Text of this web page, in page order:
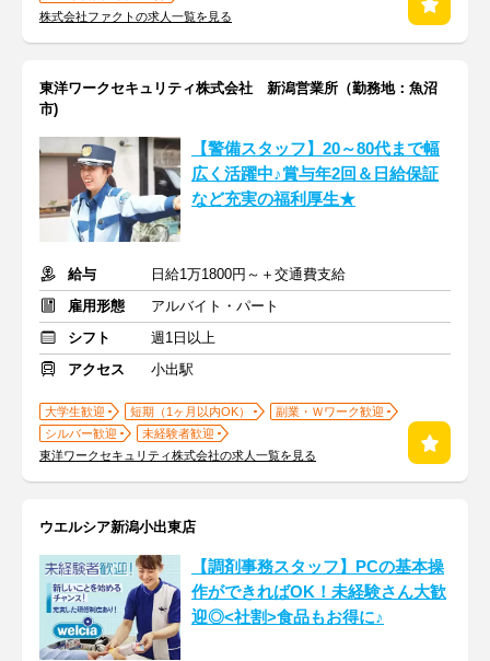
株式会社ファクトの求人一覧を見る
東洋ワークセキュリティ株式会社 新潟営業所（勤務地：魚沼
市)
【警備スタッフ】20～80代まで幅
広く活躍中♪賞与年2回＆日給保証
など充実の福利厚生★
給与
日給1万1800円～＋交通費支給
雇用形態
アルバイト・パート
シフト
週1日以上
アクセス
小出駅
大学生歓迎 短期（1ヶ月以内OK）
副業・Ｗワーク歓迎
シルバー歓迎
未経験者歓迎
東洋ワークセキュリティ株式会社の求人一覧を見る
ウエルシア新潟小出東店
【調剤事務スタッフ】PCの基本操
作ができればOK！未経験さん大歓
迎◎<社割>食品もお得に♪